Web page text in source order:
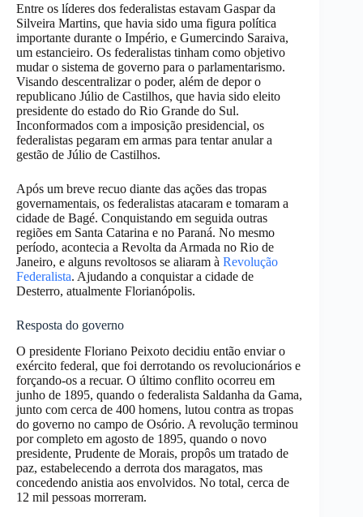
Entre os líderes dos federalistas estavam Gaspar da
Silveira Martins, que havia sido uma figura política
importante durante o Império, e Gumercindo Saraiva,
um estancieiro. Os federalistas tinham como objetivo
mudar o sistema de governo para o parlamentarismo.
Visando descentralizar o poder, além de depor o
republicano Júlio de Castilhos, que havia sido eleito
presidente do estado do Rio Grande do Sul.
Inconformados com a imposição presidencial, os
federalistas pegaram em armas para tentar anular a
gestão de Júlio de Castilhos.
Após um breve recuo diante das ações das tropas
governamentais, os federalistas atacaram e tomaram a
cidade de Bagé. Conquistando em seguida outras
regiões em Santa Catarina e no Paraná. No mesmo
período, acontecia a Revolta da Armada no Rio de
Janeiro, e alguns revoltosos se aliaram à Revolução
Federalista. Ajudando a conquistar a cidade de
Desterro, atualmente Florianópolis.
Resposta do governo
O presidente Floriano Peixoto decidiu então enviar o
exército federal, que foi derrotando os revolucionários e
forçando-os a recuar. O último conflito ocorreu em
junho de 1895, quando o federalista Saldanha da Gama,
junto com cerca de 400 homens, lutou contra as tropas
do governo no campo de Osório. A revolução terminou
por completo em agosto de 1895, quando o novo
presidente, Prudente de Morais, propôs um tratado de
paz, estabelecendo a derrota dos maragatos, mas
concedendo anistia aos envolvidos. No total, cerca de
12 mil pessoas morreram.